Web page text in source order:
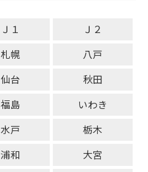
Ｊ１
Ｊ２
札幌
八戸
仙台
秋田
福島
いわき
水戸
栃木
浦和
大宮